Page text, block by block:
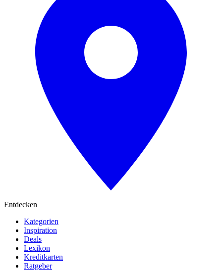
Entdecken
Kategorien
Inspiration
Deals
Lexikon
Kreditkarten
Ratgeber